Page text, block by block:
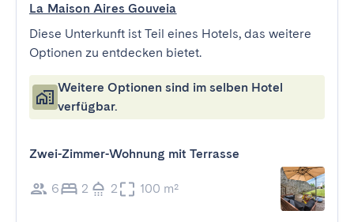
La Maison Aires Gouveia
Diese Unterkunft ist Teil eines Hotels, das weitere
Optionen zu entdecken bietet.
Weitere Optionen sind im selben Hotel
verfügbar.
Zwei-Zimmer-Wohnung mit Terrasse
6 2 2 100 m²